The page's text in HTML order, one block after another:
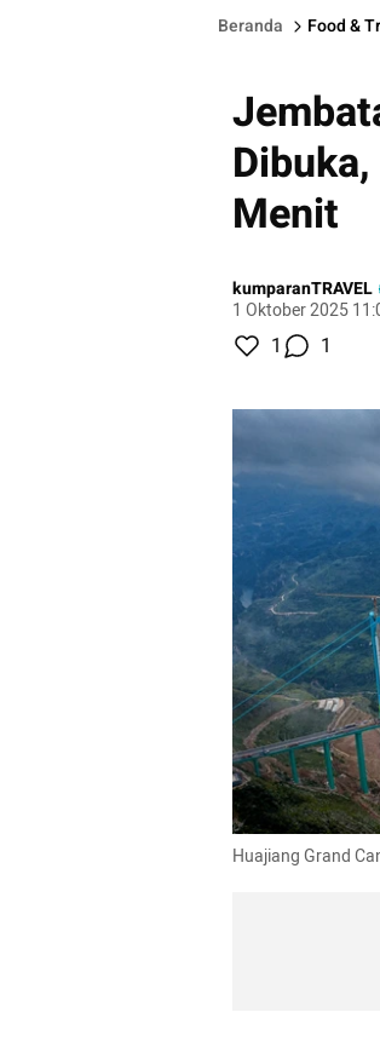
Beranda Food &
Menit
kumparanTRAVEL
1 Oktober 2025
1 1
Huajiang Grand